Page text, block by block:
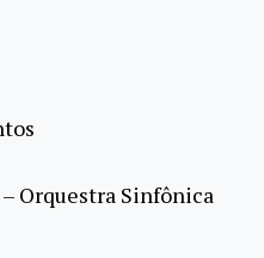
Orquestra Sinfônica